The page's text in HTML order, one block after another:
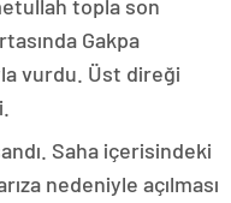
topla son
Gakpa
vurdu. Üst direği
Saha içerisindeki
nedeniyle açılması